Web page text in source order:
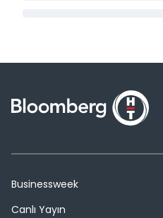
Businessweek
Canlı Yayın